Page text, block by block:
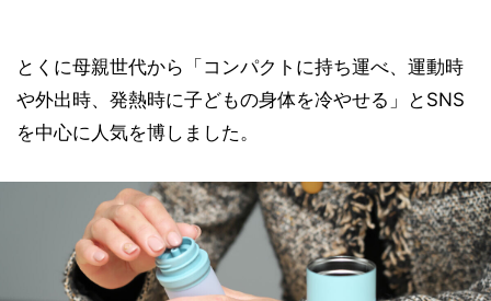
とくに母親世代から「コンパクトに持ち運べ、運動時
や外出時、発熱時に子どもの身体を冷やせる」とSNS
を中心に人気を博しました。